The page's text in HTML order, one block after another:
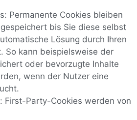
Permanente Cookies bleiben
bis Sie diese selbst
Lösung durch Ihren
So kann beispielsweise der
oder bevorzugte Inhalte
wenn der Nutzer eine
First-Party-Cookies werden von